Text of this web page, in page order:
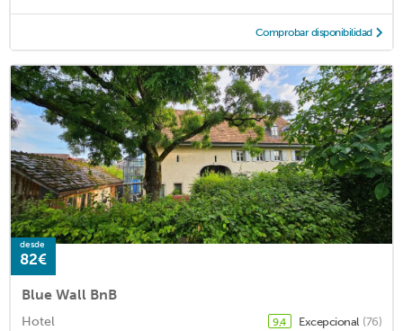
Comprobar disponibilidad
desde
82€
Blue Wall BnB
Hotel 9,4 Excepcional (76)